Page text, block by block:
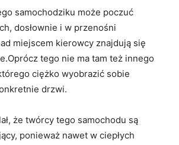
samochodziku może poczuć
dosłownie i w przenośni
miejscem kierowcy znajdują się
tego nie ma tam też innego
ciężko wyobrazić sobie
drzwi.
że twórcy tego samochodu są
ponieważ nawet w ciepłych